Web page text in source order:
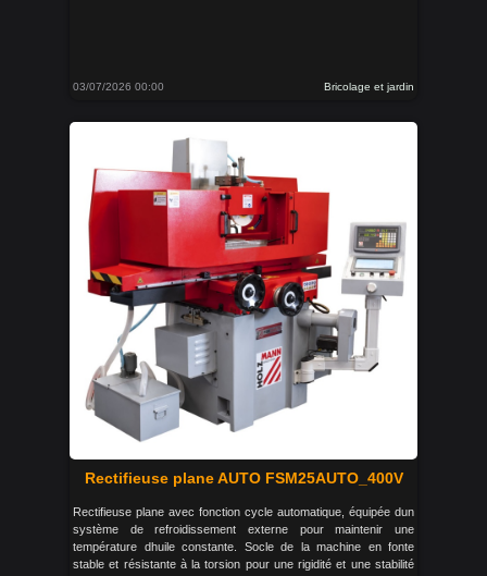
03/07/2026 00:00 Bricolage et jardin
Rectifieuse plane AUTO FSM25AUTO_400V
Rectifieuse plane avec fonction cycle automatique, équipée dun
système de refroidissement externe pour maintenir une
température dhuile constante. Socle de la machine en fonte
stable et résistante à la torsion pour une rigidité et une stabilité